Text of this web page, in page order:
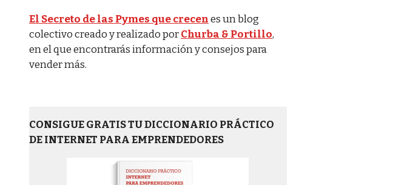
El Secreto de las Pymes que crecenes un blog
colectivo creado y realizado porChurba & Portillo,
en el que encontrarás información y consejos para
vender más.
CONSIGUE GRATIS TU DICCIONARIO PRÁCTICO
DE INTERNET PARA EMPRENDEDORES